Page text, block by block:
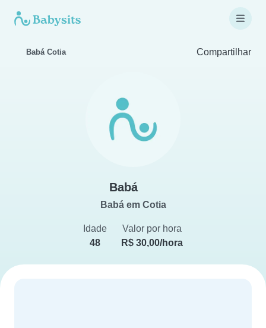
Babá Cotia Compartilhar
Babá
Babá em Cotia
Idade
48
Valor por hora
R$ 30,00/hora